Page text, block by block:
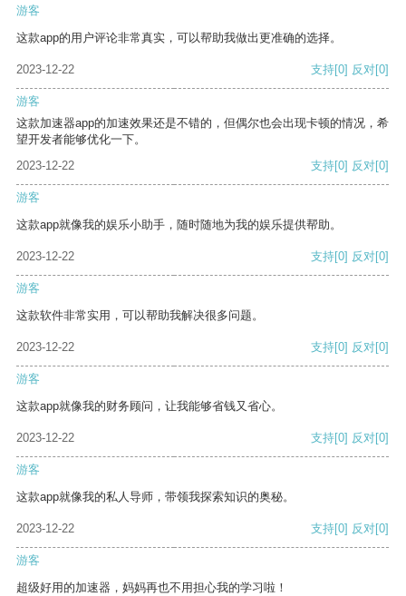
游客
这款app的用户评论非常真实，可以帮助我做出更准确的选择。
2023-12-22 支持[0] 反对[0]
游客
这款加速器app的加速效果还是不错的，但偶尔也会出现卡顿的情况，希
望开发者能够优化一下。
2023-12-22
支持[0] 反对[0]
游客
这款app就像我的娱乐小助手，随时随地为我的娱乐提供帮助。
2023-12-22 支持[0] 反对[0]
游客
这款软件非常实用，可以帮助我解决很多问题。
2023-12-22 支持[0] 反对[0]
游客
这款app就像我的财务顾问，让我能够省钱又省心。
2023-12-22 支持[0] 反对[0]
游客
这款app就像我的私人导师，带领我探索知识的奥秘。
2023-12-22 支持[0] 反对[0]
游客
超级好用的加速器，妈妈再也不用担心我的学习啦！